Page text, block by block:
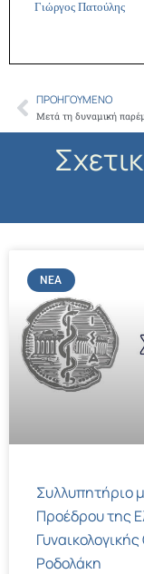
Γιώργος
Prev
ΠΡΟΗΓΟΎΜΕΝΟ
ΝΈΑ
Συλλυπητήριο
Προέδρου της
Ροδολάκη